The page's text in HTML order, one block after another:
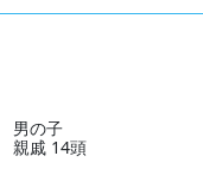
男の子
親戚 14頭